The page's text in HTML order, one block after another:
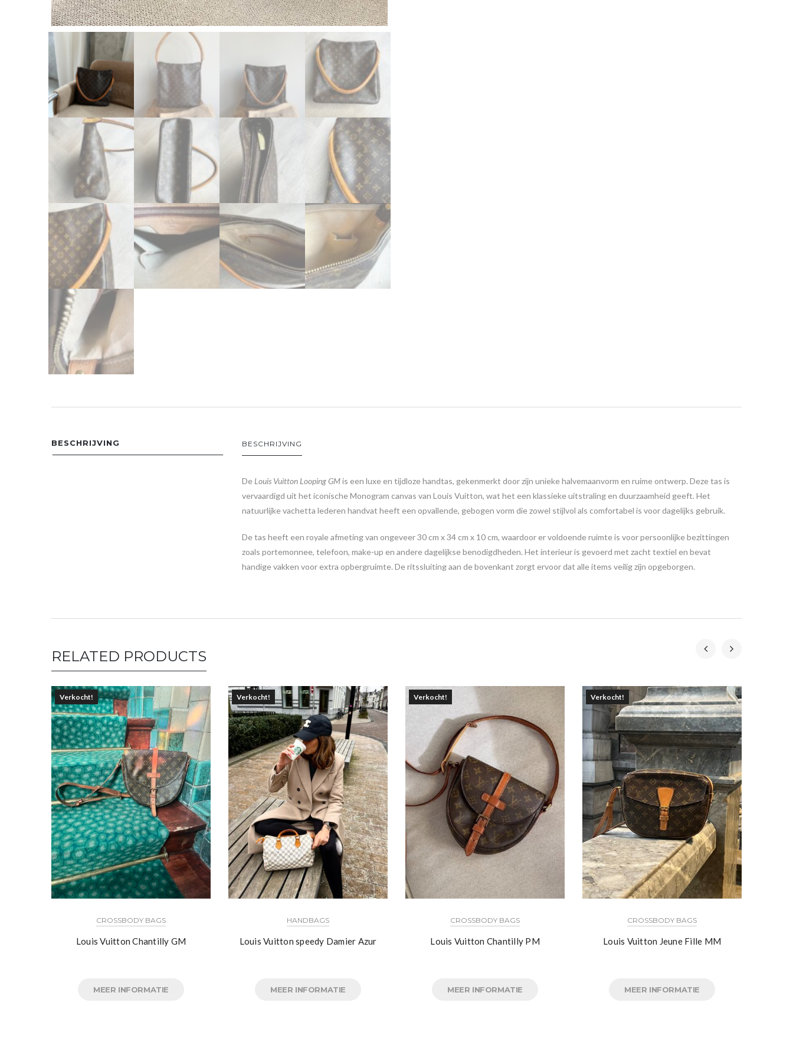
BESCHRIJVING BESCHRIJVING
De Louis Vuitton Looping GMis een luxe en tijdloze handtas, gekenmerkt door zijn unieke halvemaanvorm en ruime ontwerp. Deze tas is
vervaardigd uit het iconische Monogram canvas van Louis Vuitton, wat het een klassieke uitstraling en duurzaamheid geeft. Het
natuurlijke vachetta lederen handvat heeft een opvallende, gebogen vorm die zowel stijlvol als comfortabel is voor dagelijks gebruik.
De tas heeft een royale afmeting van ongeveer 30 cm x 34 cm x 10 cm, waardoor er voldoende ruimte is voor persoonlijke bezittingen
zoals portemonnee, telefoon, make-up en andere dagelijkse benodigdheden. Het interieur is gevoerd met zacht textiel en bevat
handige vakken voor extra opbergruimte. De ritssluiting aan de bovenkant zorgt ervoor dat alle items veilig zijn opgeborgen.
RELATED PRODUCTS
Verkocht!
CROSSBODY BAGS
Louis Vuitton Chantilly GM
MEER INFORMATIE
Verkocht!
HANDBAGS
Louis Vuitton speedy Damier Azur
MEER INFORMATIE
Verkocht!
CROSSBODY BAGS
Louis Vuitton Chantilly PM
MEER INFORMATIE
Verkocht!
CROSSBODY BAGS
Louis Vuitton Jeune Fille MM
MEER INFORMATIE